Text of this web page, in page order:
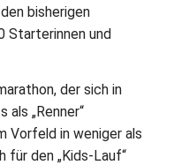
bisherigen
Starterinnen und
der sich in
als „Renner“
Vorfeld in weniger als
für den „Kids-Lauf“